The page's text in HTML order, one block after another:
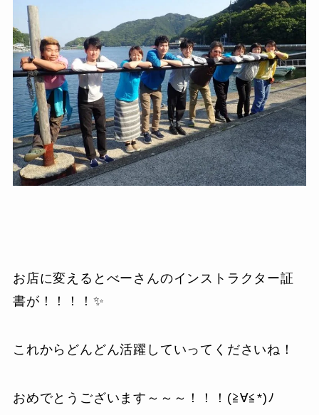
お店に変えるとべーさんのインストラクター証
書が！！！！✨
これからどんどん活躍していってくださいね！
おめでとうございます～～～！！！(≧∀≦*)ﾉ